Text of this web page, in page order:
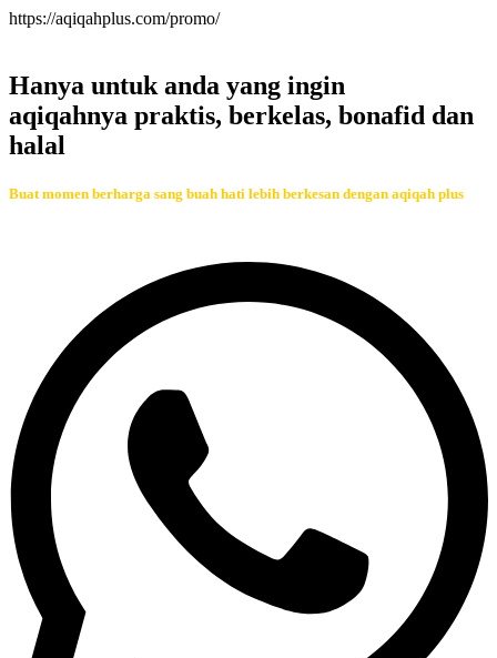
https://aqiqahplus.com/promo/
Hanya untuk anda yang ingin
aqiqahnya praktis, berkelas, bonafid dan
halal
Buat momen berharga sang buah hati lebih berkesan dengan aqiqah plus